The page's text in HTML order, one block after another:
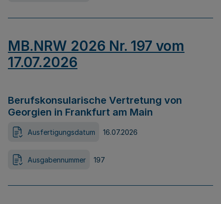
MB.NRW 2026 Nr. 197 vom
17.07.2026
Berufskonsularische Vertretung von
Georgien in Frankfurt am Main
Ausfertigungsdatum 16.07.2026
Ausgabennummer 197